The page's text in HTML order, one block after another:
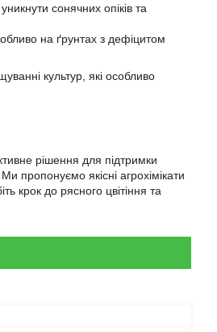
сонячних опіків та
на ґрунтах з дефіцитом
культур, які особливо
рішення для підтримки
пропонуємо якісні агрохімікати
крок до рясного цвітіння та